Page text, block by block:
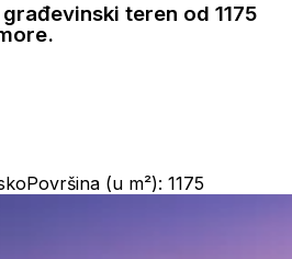
teren od 1175
Površina (u m²): 1175